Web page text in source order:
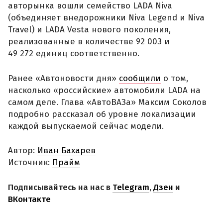
авторынка вошли семейство LADA Niva
(объединяет внедорожники Niva Legend и Niva
Travel) и LADA Vesta нового поколения,
реализованные в количестве 92 003 и
49 272 единиц соответственно.
Ранее «Автоновости дня» сообщили о том,
насколько «российские» автомобили LADA на
самом деле. Глава «АвтоВАЗа» Максим Соколов
подробно рассказал об уровне локализации
каждой выпускаемой сейчас модели.
Автор: Иван Бахарев
Источник: Прайм
Подписывайтесь на нас в Telegram,Дзен и
ВКонтакте